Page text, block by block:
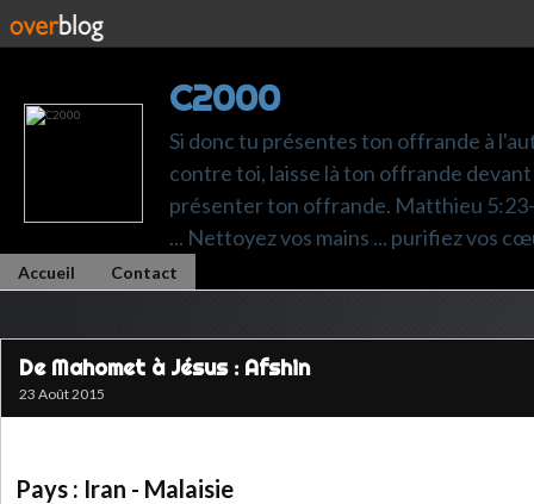
C2000
Si donc tu présentes ton offrande à
contre toi, laisse là ton offrande
présenter ton offrande. Matthieu 5:23-
... Nettoyez vos mains ... purifiez vos
Accueil Contact
De Mahomet à Jésus : Afshin
23 Août 2015
Pays : Iran - Malaisie